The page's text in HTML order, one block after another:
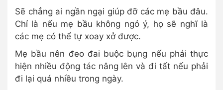
Sẽ chẳng ai ngần ngại giúp đỡ các mẹ bầu đâu.
Chỉ là nếu mẹ bầu không ngỏ ý, họ sẽ nghĩ là
các mẹ có thể tự xoay xở được.
Mẹ bầu nên đeo đai buộc bụng nếu phải thực
hiện nhiều động tác nâng lên và đi tất nếu phải
đi lại quá nhiều trong ngày.